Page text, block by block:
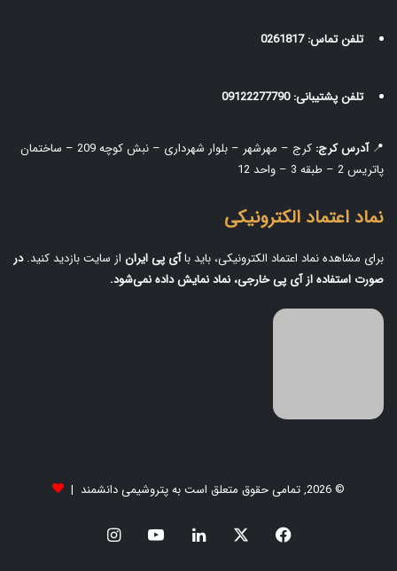
تلفن تماس: 0261817
تلفن پشتیبانی: 09122277790
📍آدرس کرج:
کرج – مهرشهر – بلوار شهرداری – نبش کوچه 209 – ساختمان
پاتریس 2 – طبقه 3 – واحد 12
نماد اعتماد الکترونیکی
برای مشاهده نماد اعتماد الکترونیکی، باید باآی‌ پی ایران از سایت بازدید کنید.در
صورت استفاده از آی‌ پی خارجی، نماد نمایش داده نمی‌شود.
© 2026, تمامی حقوق متعلق است به پتروشیمی دانشمند |